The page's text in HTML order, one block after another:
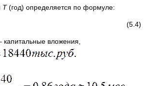
Т(год) определяется по формуле:
(5.4)
капитальные вложения,